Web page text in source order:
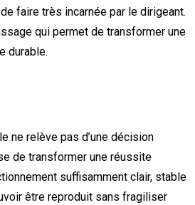
faire très incarnée par le dirigeant.
qui permet de transformer une
durable.
ne relève pas d’une décision
de transformer une réussite
suffisamment clair, stable
être reproduit sans fragiliser